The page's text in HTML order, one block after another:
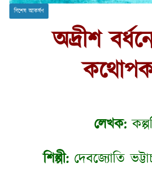
বিশেষ আকর্ষণ
অদ্রীশ
লেখক:
শিল্পী: দেবজ্যোতি